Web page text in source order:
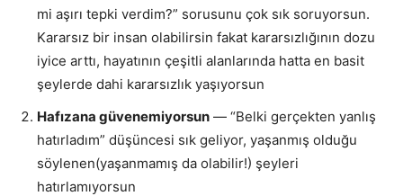
mi aşırı tepki verdim?” sorusunu çok sık soruyorsun.
Kararsız bir insan olabilirsin fakat kararsızlığının dozu
iyice arttı, hayatının çeşitli alanlarında hatta en basit
şeylerde dahi kararsızlık yaşıyorsun
Hafızana güvenemiyorsun — “Belki gerçekten yanlış
hatırladım” düşüncesi sık geliyor, yaşanmış olduğu
söylenen(yaşanmamış da olabilir!) şeyleri
hatırlamıyorsun